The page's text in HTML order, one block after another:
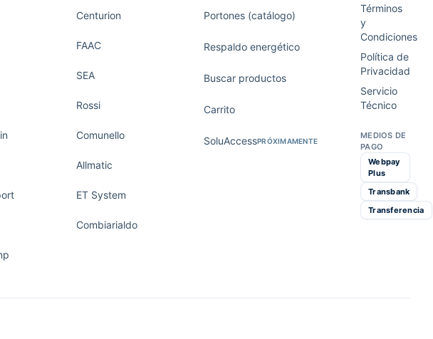
Centurion
FAAC
SEA
Rossi
Comunello
Allmatic
ET System
Combiarialdo
Portones (catálogo)
Respaldo energético
Buscar productos
Carrito
SoluAccessPRÓXIMAMENTE
Términos
y
Condiciones
Política de
Privacidad
Servicio
Técnico
MEDIOS DE
PAGO
Webpay
Plus
Transbank
Transferencia